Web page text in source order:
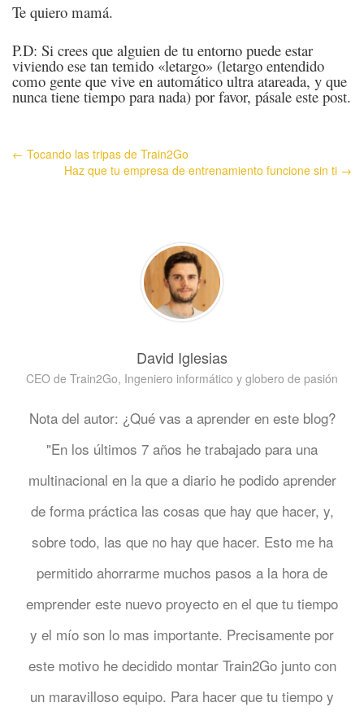
Te quiero mamá.
P.D: Si crees que alguien de tu entorno puede estar
viviendo ese tan temido «letargo» (letargo entendido
como gente que vive en automático ultra atareada, y que
nunca tiene tiempo para nada) por favor, pásale este post.
← Tocando las tripas de Train2Go
Haz que tu empresa de entrenamiento funcione sin ti →
David Iglesias
CEO de Train2Go, Ingeniero informático y globero de pasión
Nota del autor: ¿Qué vas a aprender en este blog?
"En los últimos 7 años he trabajado para una
multinacional en la que a diario he podido aprender
de forma práctica las cosas que hay que hacer, y,
sobre todo, las que no hay que hacer. Esto me ha
permitido ahorrarme muchos pasos a la hora de
emprender este nuevo proyecto en el que tu tiempo
y el mío son lo mas importante. Precisamente por
este motivo he decidido montar Train2Go junto con
un maravilloso equipo. Para hacer que tu tiempo y